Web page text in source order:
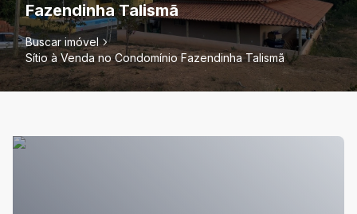
Fazendinha Talismã
Buscar imóvel
Sítio à Venda no Condomínio Fazendinha Talismã